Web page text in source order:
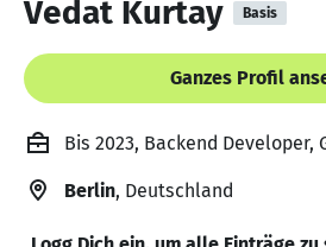
Vedat Kurtay Basis
Ganzes Profil
Bis 2023, Backend Developer,
Berlin, Deutschland